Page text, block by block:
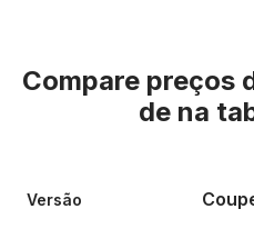
Compare preços
de na
Versão